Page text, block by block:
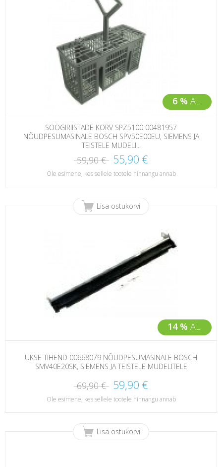
6 % AL.
SÖÖGIRIISTADE KORV SPZ5100 00481957
NÕUDPESUMASINALE BOSCH SPV50E00EU, SIEMENS JA
TEISTELE MUDELI...
59,90 € 55,90 €
Ole esimene, kes sellele tootele hinnangu annab
14 % AL.
Lisa ostukorvi
UKSE TIHEND 00668079 NÕUDPESUMASINALE BOSCH
SMV40E20SK, SIEMENS JA TEISTELE MUDELITELE
69,90 € 59,90 €
Ole esimene, kes sellele tootele hinnangu annab
Lisa ostukorvi